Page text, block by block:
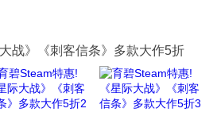
战》《刺客信条》多款大作5折